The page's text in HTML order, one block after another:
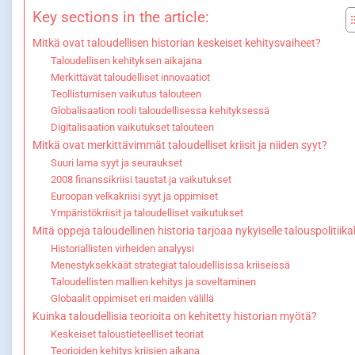
Key sections in the article:
Mitkä ovat taloudellisen historian keskeiset kehitysvaiheet?
Taloudellisen kehityksen aikajana
Merkittävät taloudelliset innovaatiot
Teollistumisen vaikutus talouteen
Globalisaation rooli taloudellisessa kehityksessä
Digitalisaation vaikutukset talouteen
Mitkä ovat merkittävimmät taloudelliset kriisit ja niiden syyt?
Suuri lama syyt ja seuraukset
2008 finanssikriisi taustat ja vaikutukset
Euroopan velkakriisi syyt ja oppimiset
Ympäristökriisit ja taloudelliset vaikutukset
Mitä oppeja taloudellinen historia tarjoaa nykyiselle
Historiallisten virheiden analyysi
Menestyksekkäät strategiat taloudellisissa kriiseissä
Taloudellisten mallien kehitys ja soveltaminen
Globaalit oppimiset eri maiden välillä
Kuinka taloudellisia teorioita on kehitetty historian myötä?
Keskeiset taloustieteelliset teoriat
Teorioiden kehitys kriisien aikana